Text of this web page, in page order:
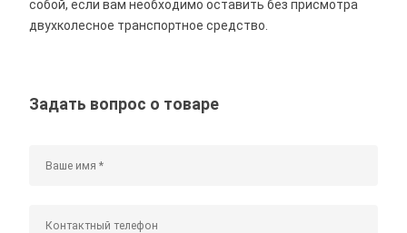
собой, если вам необходимо оставить без присмотра
двухколесное транспортное средство.
Задать вопрос о товаре